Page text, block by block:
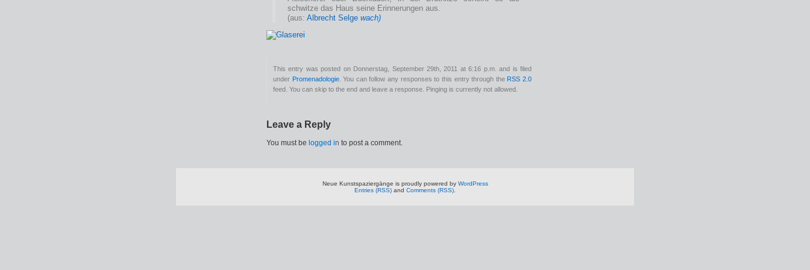
schwitze das Haus seine Erinnerungen aus.
(aus: Albrecht Selge wach)
This entry was posted on Donnerstag, September 29th, 2011 at 6:16 p.m. and is filed
under Promenadologie. You can follow any responses to this entry through the RSS 2.0
feed. You can skip to the end and leave a response. Pinging is currently not allowed.
Leave a Reply
You must be logged in to post a comment.
Neue Kunstspaziergänge is proudly powered by WordPress
Entries (RSS) and Comments (RSS)